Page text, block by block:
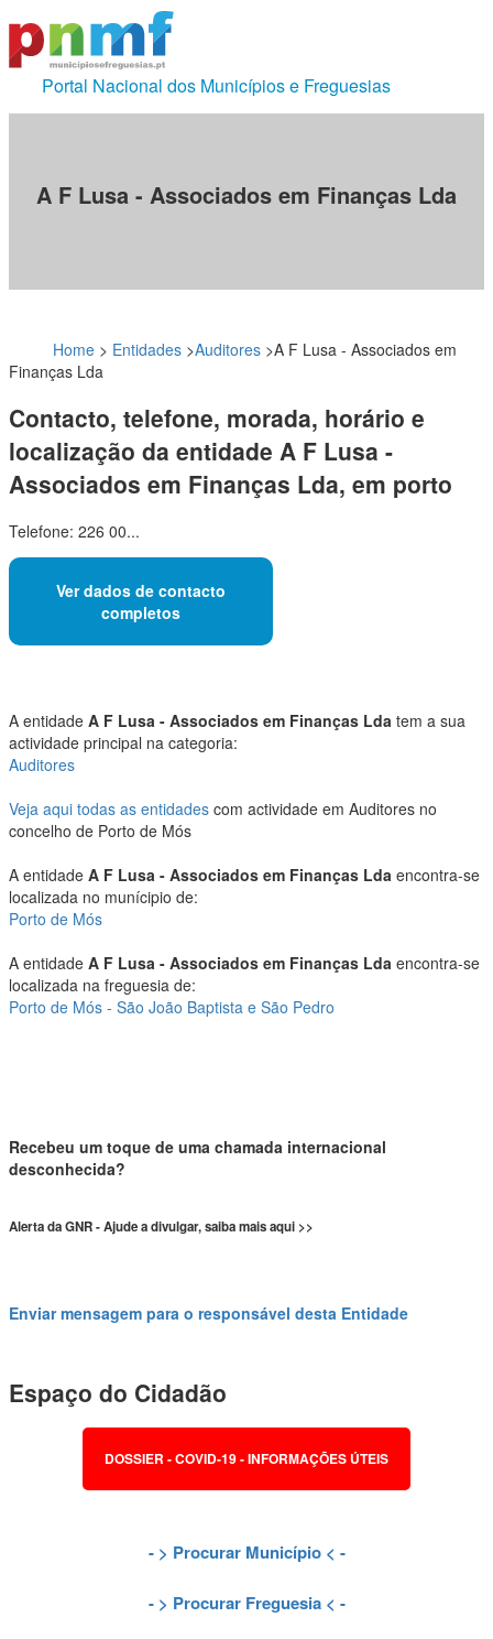
Portal Nacional dos Municípios e Freguesias
A F Lusa - Associados em Finanças Lda
Home > Entidades >Auditores >A F Lusa - Associados em
Finanças Lda
Contacto, telefone, morada, horário e
localização da entidade A F Lusa -
Associados em Finanças Lda, em porto
Telefone: 226 00...
Ver dados de contacto
completos
A entidade A F Lusa - Associados em Finanças Lda tem a sua
actividade principal na categoria:
Auditores
Veja aqui todas as entidades com actividade em Auditores no
concelho de Porto de Mós
A entidade A F Lusa - Associados em Finanças Lda encontra-se
localizada no munícipio de:
Porto de Mós
A entidade A F Lusa - Associados em Finanças Lda encontra-se
localizada na freguesia de:
Porto de Mós - São João Baptista e São Pedro
Recebeu um toque de uma chamada internacional
desconhecida?
Alerta da GNR - Ajude a divulgar, saiba mais aqui >>
Enviar mensagem para o responsável desta Entidade
Espaço do Cidadão
DOSSIER - COVID-19 - INFORMAÇÕES ÚTEIS
- > Procurar Município< -
- > Procurar Freguesia< -